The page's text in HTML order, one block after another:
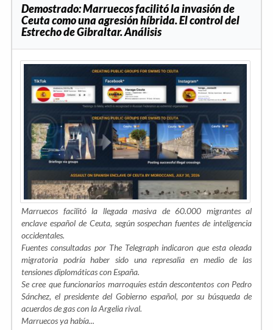
Demostrado: Marruecos facilitó la invasión de
Ceuta como una agresión híbrida. El control del
Estrecho de Gibraltar. Análisis
Marruecos facilitó la llegada masiva de 60.000 migrantes al
enclave español de Ceuta, según sospechan fuentes de inteligencia
occidentales.
Fuentes consultadas por The Telegraph indicaron que esta oleada
migratoria podría haber sido una represalia en medio de las
tensiones diplomáticas con España.
Se cree que funcionarios marroquíes están descontentos con Pedro
Sánchez, el presidente del Gobierno español, por su búsqueda de
acuerdos de gas con la Argelia rival.
Marruecos ya había...